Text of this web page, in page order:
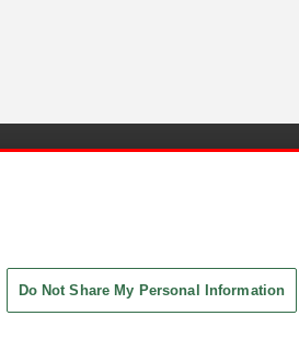
Do Not Share My Personal Information